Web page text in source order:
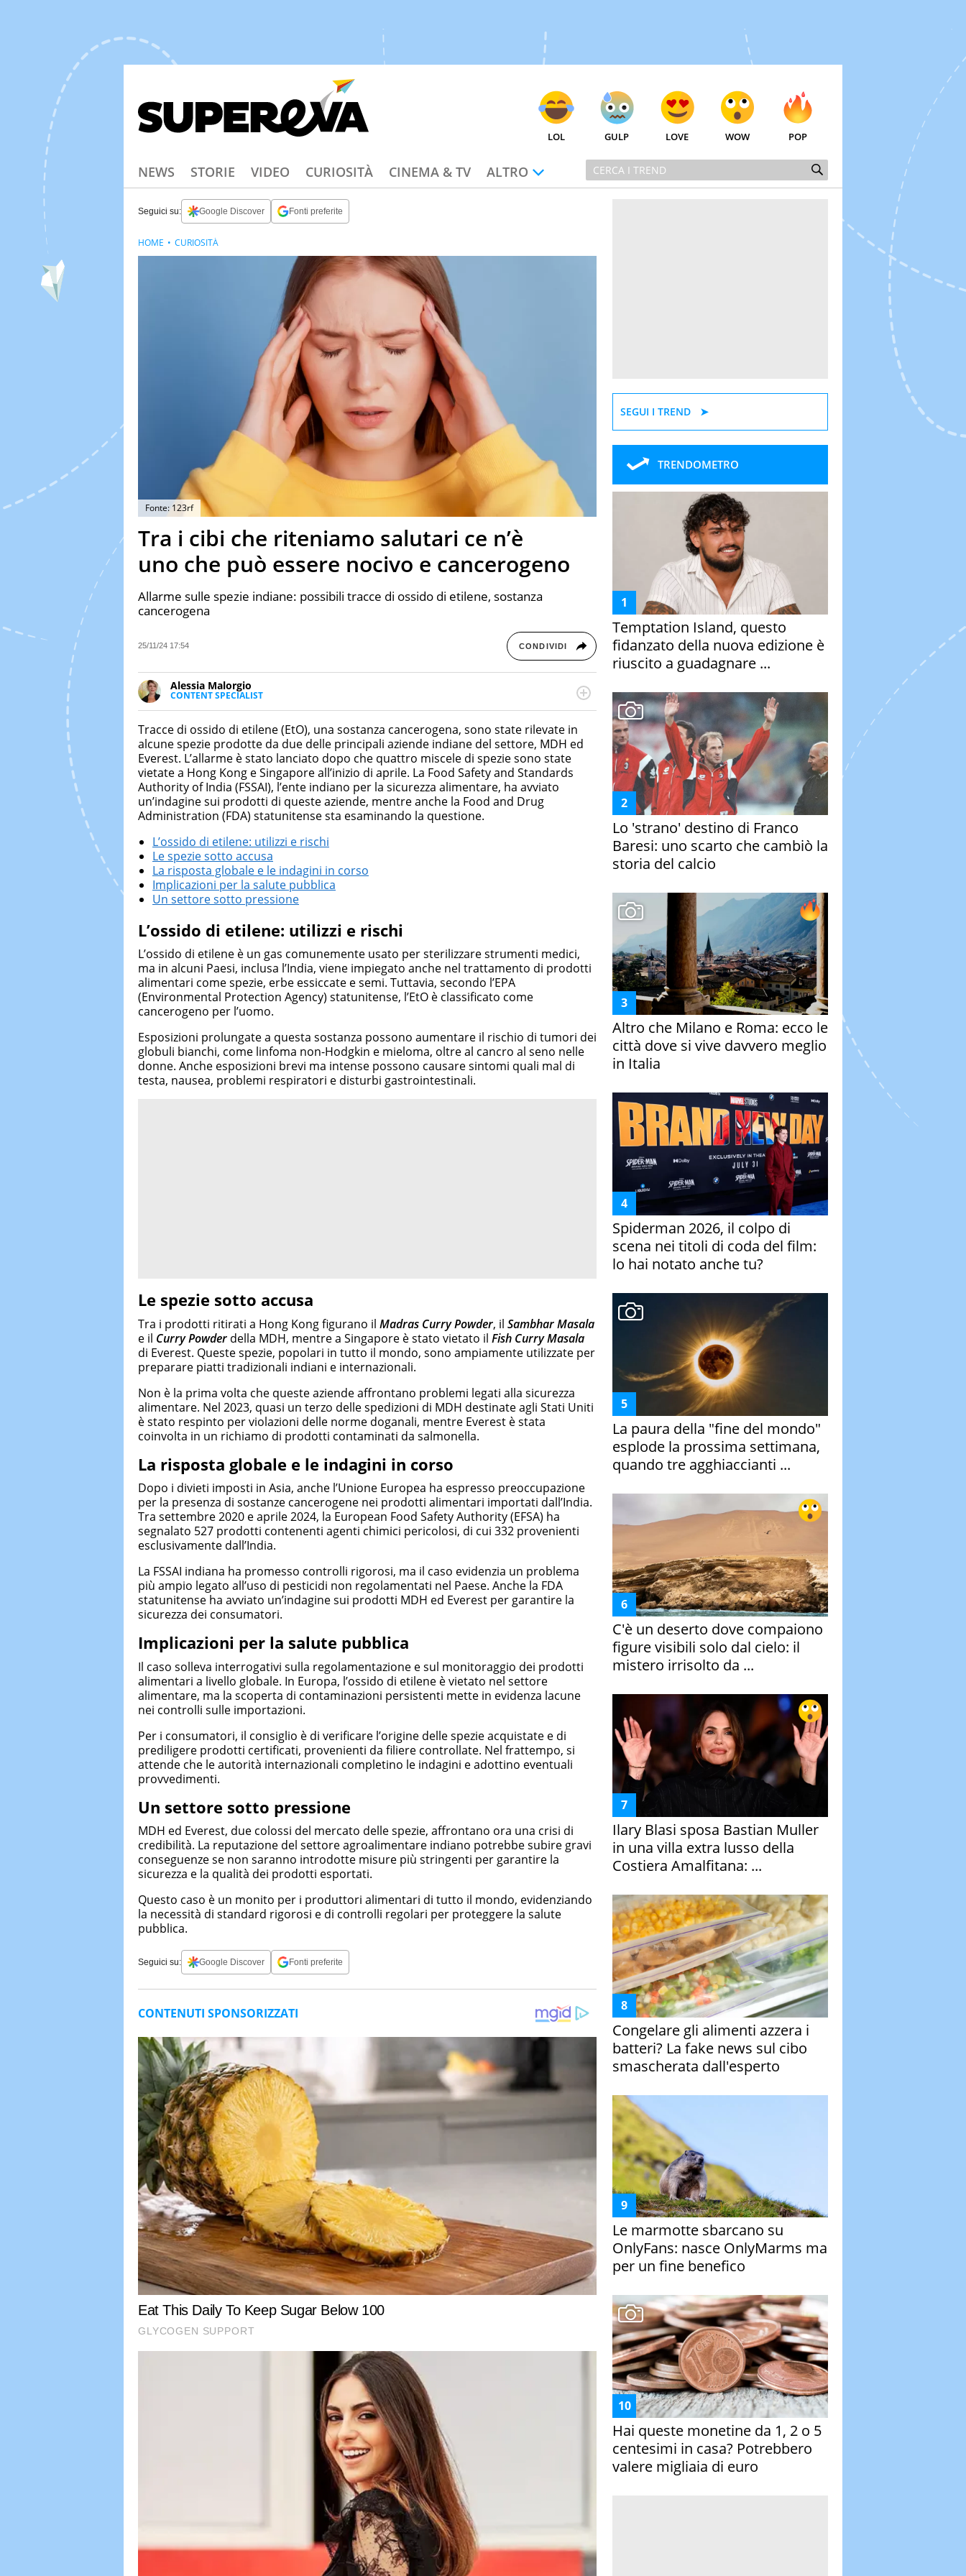
LOL GULP LOVE WOW POP
NEWS STORIE VIDEO CURIOSITÀ CINEMA & TV ALTRO
Seguici su: Google Discover Fonti preferite
Fonte: 123rf
Tra i cibi che riteniamo salutari ce n’è
uno che può essere nocivo e cancerogeno
Allarme sulle spezie indiane: possibili tracce di ossido di etilene, sostanza
cancerogena
25/11/24 17:54 CONDIVIDI
Alessia Malorgio
CONTENT SPECIALIST
Ha conseguito un Master in Marketing Management e Google Digital Training su
di strategie marketing attraverso canali digitali.
HOME CURIOSITÀ
Tracce di ossido di etilene (EtO), una sostanza cancerogena, sono state rilevate in
alcune spezie prodotte da due delle principali aziende indiane del settore, MDH ed
Everest. L’allarme è stato lanciato dopo che quattro miscele di spezie sono state
vietate a Hong Kong e Singapore all’inizio di aprile. La Food Safety and Standards
Authority of India (FSSAI), l’ente indiano per la sicurezza alimentare, ha avviato
un’indagine sui prodotti di queste aziende, mentre anche la Food and Drug
Administration (FDA) statunitense sta esaminando la questione.
L’ossido di etilene: utilizzi e rischi
Le spezie sotto accusa
La risposta globale e le indagini in corso
Implicazioni per la salute pubblica
Un settore sotto pressione
L’ossido di etilene: utilizzi e rischi
L’ossido di etilene è un gas comunemente usato per sterilizzare strumenti medici,
ma in alcuni Paesi, inclusa l’India, viene impiegato anche nel trattamento di prodotti
alimentari come spezie, erbe essiccate e semi. Tuttavia, secondo l’EPA
(Environmental Protection Agency) statunitense, l’EtO è classificato come
cancerogeno per l’uomo.
Esposizioni prolungate a questa sostanza possono aumentare il rischio di tumori dei
globuli bianchi, come linfoma non-Hodgkin e mieloma, oltre al cancro al seno nelle
donne. Anche esposizioni brevi ma intense possono causare sintomi quali mal di
testa, nausea, problemi respiratori e disturbi gastrointestinali.
Le spezie sotto accusa
Tra i prodotti ritirati a Hong Kong figurano il Madras Curry Powder, il Sambhar Masala
e il Curry Powder della MDH, mentre a Singapore è stato vietato il Fish Curry Masala
di Everest. Queste spezie, popolari in tutto il mondo, sono ampiamente utilizzate per
preparare piatti tradizionali indiani e internazionali.
Non è la prima volta che queste aziende affrontano problemi legati alla sicurezza
alimentare. Nel 2023, quasi un terzo delle spedizioni di MDH destinate agli Stati Uniti
è stato respinto per violazioni delle norme doganali, mentre Everest è stata
coinvolta in un richiamo di prodotti contaminati da salmonella.
La risposta globale e le indagini in corso
Dopo i divieti imposti in Asia, anche l’Unione Europea ha espresso preoccupazione
per la presenza di sostanze cancerogene nei prodotti alimentari importati dall’India.
Tra settembre 2020 e aprile 2024, la European Food Safety Authority (EFSA) ha
segnalato 527 prodotti contenenti agenti chimici pericolosi, di cui 332 provenienti
esclusivamente dall’India.
La FSSAI indiana ha promesso controlli rigorosi, ma il caso evidenzia un problema
più ampio legato all’uso di pesticidi non regolamentati nel Paese. Anche la FDA
statunitense ha avviato un’indagine sui prodotti MDH ed Everest per garantire la
sicurezza dei consumatori.
Implicazioni per la salute pubblica
Il caso solleva interrogativi sulla regolamentazione e sul monitoraggio dei prodotti
alimentari a livello globale. In Europa, l’ossido di etilene è vietato nel settore
alimentare, ma la scoperta di contaminazioni persistenti mette in evidenza lacune
nei controlli sulle importazioni.
Per i consumatori, il consiglio è di verificare l’origine delle spezie acquistate e di
prediligere prodotti certificati, provenienti da filiere controllate. Nel frattempo, si
attende che le autorità internazionali completino le indagini e adottino eventuali
provvedimenti.
Un settore sotto pressione
MDH ed Everest, due colossi del mercato delle spezie, affrontano ora una crisi di
credibilità. La reputazione del settore agroalimentare indiano potrebbe subire gravi
conseguenze se non saranno introdotte misure più stringenti per garantire la
sicurezza e la qualità dei prodotti esportati.
Questo caso è un monito per i produttori alimentari di tutto il mondo, evidenziando
la necessità di standard rigorosi e di controlli regolari per proteggere la salute
pubblica.
Seguici su: Google Discover Fonti preferite
SEGUI I TREND
TRENDOMETRO
Temptation Island, questo
fidanzato della nuova edizione è
riuscito a guadagnare ...
Lo 'strano' destino di Franco
Baresi: uno scarto che cambiò la
storia del calcio
Altro che Milano e Roma: ecco le
città dove si vive davvero meglio
in Italia
Spiderman 2026, il colpo di
scena nei titoli di coda del film:
lo hai notato anche tu?
La paura della "fine del mondo"
esplode la prossima settimana,
quando tre agghiaccianti ...
C'è un deserto dove compaiono
figure visibili solo dal cielo: il
mistero irrisolto da ...
Ilary Blasi sposa Bastian Muller
in una villa extra lusso della
Costiera Amalfitana: ...
Congelare gli alimenti azzera i
batteri? La fake news sul cibo
smascherata dall'esperto
Le marmotte sbarcano su
OnlyFans: nasce OnlyMarms ma
per un fine benefico
Hai queste monetine da 1, 2 o 5
centesimi in casa? Potrebbero
valere migliaia di euro